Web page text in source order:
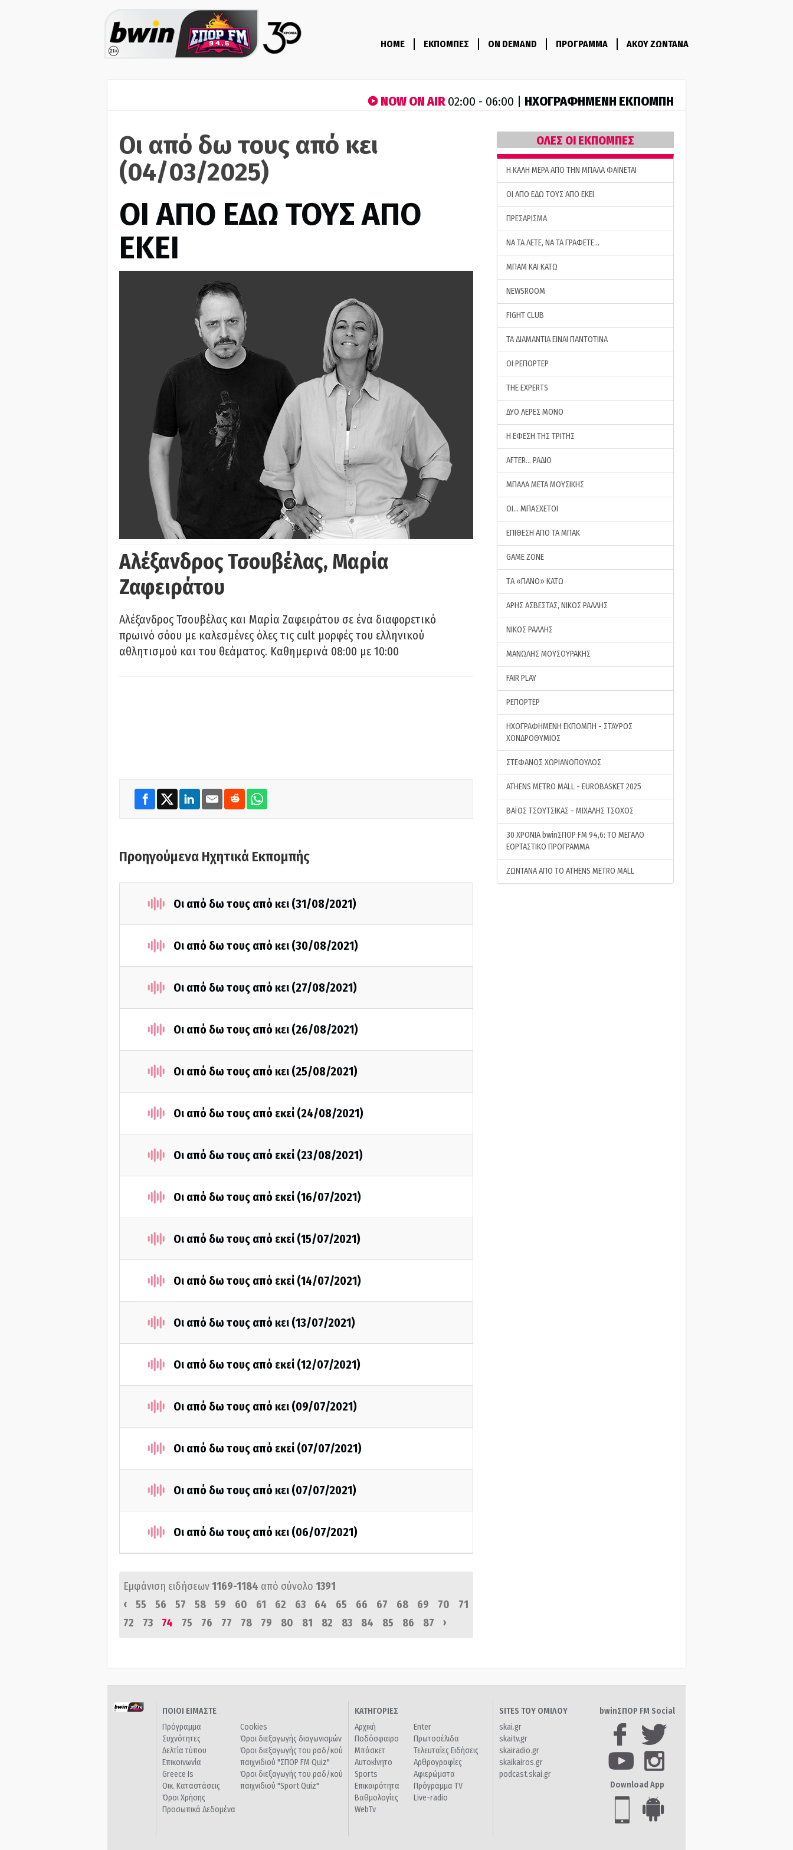
HOME ΕΚΠΟΜΠΕΣ ON DEMAND ΠΡΟΓΡΑΜΜΑ ΑΚΟΥ ΖΩΝΤΑΝΑ
NOW ON AIR02:00 - 06:00 | ΗΧΟΓΡΑΦΗΜΕΝΗ ΕΚΠΟΜΠΗ
Οι από δω τους από κει
(04/03/2025)
ΟΙ ΑΠΟ ΕΔΩ ΤΟΥΣ ΑΠΟ
ΕΚΕΙ
Αλέξανδρος Τσουβέλας, Μαρία
Ζαφειράτου
Αλέξανδρος Τσουβέλας και Μαρία Ζαφειράτου σε ένα διαφορετικό
πρωινό σόου με καλεσμένες όλες τις cult μορφές του ελληνικού
αθλητισμού και του θεάματος. Καθημερινά 08:00 με 10:00
Προηγούμενα Ηχητικά Εκπομπής
Οι από δω τους από κει (31/08/2021)
Οι από δω τους από κει (30/08/2021)
Οι από δω τους από κει (27/08/2021)
Οι από δω τους από κει (26/08/2021)
Οι από δω τους από κει (25/08/2021)
Οι από δω τους από εκεί (24/08/2021)
Οι από δω τους από εκεί (23/08/2021)
Οι από δω τους από εκεί (16/07/2021)
Οι από δω τους από εκεί (15/07/2021)
Οι από δω τους από εκεί (14/07/2021)
Οι από δω τους από κει (13/07/2021)
Οι από δω τους από εκεί (12/07/2021)
Οι από δω τους από κει (09/07/2021)
Οι από δω τους από εκεί (07/07/2021)
Οι από δω τους από κει (07/07/2021)
Οι από δω τους από κει (06/07/2021)
Εμφάνιση ειδήσεων1169-1184 από σύνολο 1391
‹
55 56 57 58 59 60 61 62 63 64 65 66 67 68 69 70
71
72
73 74 75 76 77 78 79 80 81 82 83 84 85 86 87 ›
ΟΛΕΣ ΟΙ ΕΚΠΟΜΠΕΣ
H ΚΑΛΗ ΜΕΡΑ ΑΠΟ ΤΗΝ ΜΠΑΛΑ ΦΑΙΝΕΤΑΙ
ΟΙ ΑΠΟ ΕΔΩ ΤΟΥΣ ΑΠΟ ΕΚΕΙ
ΠΡΕΣΑΡΙΣΜΑ
ΝΑ ΤΑ ΛΕΤΕ, ΝΑ ΤΑ ΓΡΑΦΕΤΕ…
ΜΠΑΜ ΚΑΙ ΚΑΤΩ
NEWSROOM
FIGHT CLUB
ΤΑ ΔΙΑΜΑΝΤΙΑ ΕΙΝΑΙ ΠΑΝΤΟΤΙΝΑ
ΟΙ ΡΕΠΟΡΤΕΡ
THE EXPERTS
ΔΥΟ ΛΕΡΕΣ ΜΟΝΟ
Η ΕΦΕΣΗ ΤΗΣ ΤΡΙΤΗΣ
AFTER… ΡΑΔΙΟ
ΜΠΑΛΑ ΜΕΤΑ ΜΟΥΣΙΚΗΣ
ΟΙ… ΜΠΑΣΧΕΤΟΙ
ΕΠΙΘΕΣΗ ΑΠΟ ΤΑ ΜΠΑΚ
GAME ZONE
ΤA «ΠΑΝΟ» ΚΑΤΩ
ΑΡΗΣ ΑΣΒΕΣΤΑΣ, ΝΙΚΟΣ ΡΑΛΛΗΣ
ΝΙΚΟΣ ΡΑΛΛΗΣ
ΜΑΝΩΛΗΣ ΜΟΥΣΟΥΡΑΚΗΣ
FAIR PLAY
ΡΕΠΟΡΤΕΡ
ΗΧΟΓΡΑΦΗΜΕΝΗ ΕΚΠΟΜΠΗ - ΣΤΑΥΡΟΣ
ΧΟΝΔΡΟΘΥΜΙΟΣ
ΣΤΕΦΑΝΟΣ ΧΩΡΙΑΝΟΠΟΥΛΟΣ
ATHENS METRO MALL - EUROBASKET 2025
ΒΑΪΟΣ ΤΣΟΥΤΣΙΚΑΣ - ΜΙΧΑΛΗΣ ΤΣΟΧΟΣ
30 ΧΡΟΝΙΑ bwinΣΠΟΡ FM 94,6: ΤΟ ΜΕΓΑΛΟ
ΕΟΡΤΑΣΤΙΚΟ ΠΡΟΓΡΑΜΜΑ
ΖΩΝΤΑΝΑ ΑΠΟ ΤΟ ATHENS METRO MALL
ΠΟΙΟΙ ΕΙΜΑΣΤΕ
Πρόγραμμα
Συχνότητες
Δελτία τύπου
Επικοινωνία
Greece Is
Οικ. Καταστάσεις
Όροι Χρήσης
Προσωπικά Δεδομένα
Cookies
Όροι διεξαγωγής διαγωνισμών
Όροι διεξαγωγής του ραδ/κού
παιχνιδιού "ΣΠΟΡ FM Quiz"
Όροι διεξαγωγής του ραδ/κού
παιχνιδιού "Sport Quiz"
ΚΑΤΗΓΟΡΙΕΣ
Αρχική
Ποδόσφαιρο
Μπάσκετ
Αυτοκίνητο
Sports
Επικαιρότητα
Βαθμολογίες
WebTv
Enter
Πρωτοσέλιδα
Τελευταίες Ειδήσεις
Αρθρογραφίες
Αφιερώματα
Πρόγραμμα TV
Live-radio
SITES ΤΟΥ ΟΜΙΛΟΥ
skai.gr
skaitv.gr
skairadio.gr
skaikairos.gr
podcast.skai.gr
bwinΣΠΟΡ FM Social
Download App